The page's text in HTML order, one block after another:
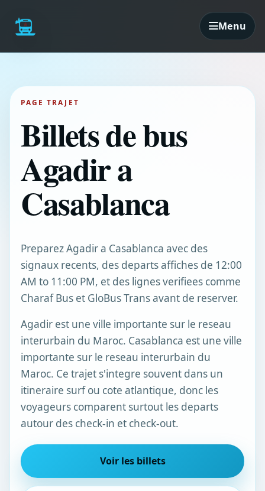
Menu
PAGE TRAJET
Billets de bus
Agadir a
Casablanca
Preparez Agadir a Casablanca avec des
signaux recents, des departs affiches de 12:00
AM to 11:00 PM, et des lignes verifiees comme
Charaf Bus et GloBus Trans avant de reserver.
Agadir est une ville importante sur le reseau
interurbain du Maroc. Casablanca est une ville
importante sur le reseau interurbain du
Maroc. Ce trajet s'integre souvent dans un
itineraire surf ou cote atlantique, donc les
voyageurs comparent surtout les departs
autour des check-in et check-out.
Voir les billets